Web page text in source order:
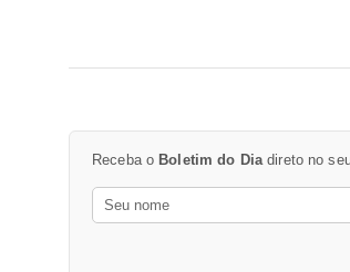
Receba o Boletim do Diadireto no